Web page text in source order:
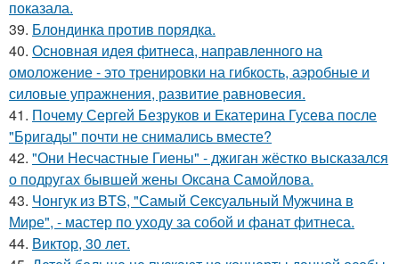
показала.
39. Блондинка против порядка.
40. Основная идея фитнеса, направленного на
омоложение - это тренировки на гибкость, аэробные и
силовые упражнения, развитие равновесия.
41. Почему Сергей Безруков и Екатерина Гусева после
"Бригады" почти не снимались вместе?
42. "Они Несчастные Гиены" - джиган жёстко высказался
о подругах бывшей жены Оксана Самойлова.
43. Чонгук из BTS, "Самый Сексуальный Мужчина в
Мире", - мастер по уходу за собой и фанат фитнеса.
44. Виктор, 30 лет.